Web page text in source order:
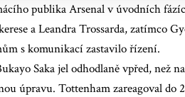
publika Arsenal v úvodních
a Leandra Trossarda, zatímco
s komunikací zastavilo řízení.
Saka jel odhodlaně vpřed, než
úpravu. Tottenham zareagoval do